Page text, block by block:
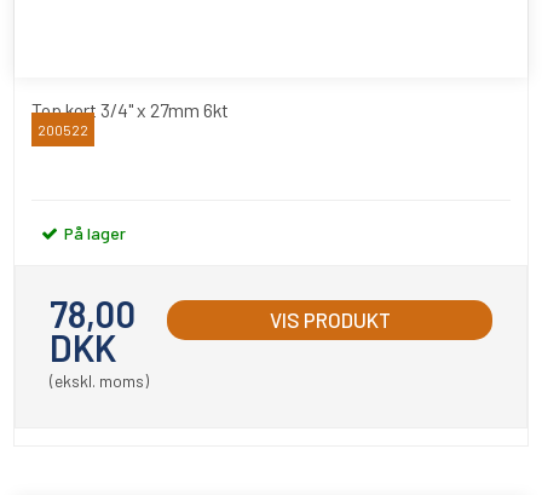
Top kort 3/4" x 27mm 6kt
BATO
200522
På lager
78,00
DKK
(ekskl. moms)
VIS PRODUKT